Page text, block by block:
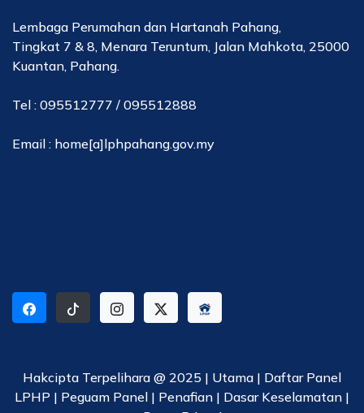
Lembaga Perumahan dan Hartanah Pahang,
Tingkat 7 & 8, Menara Teruntum, Jalan Mahkota, 25000
Kuantan, Pahang.
Tel : 095512777 / 095512888
Email : home[a]lphpahang.gov.my
Hakcipta Terpelihara @ 2025 | Utama | Daftar Panel
LPHP | Peguam Panel | Penafian | Dasar Keselamatan |